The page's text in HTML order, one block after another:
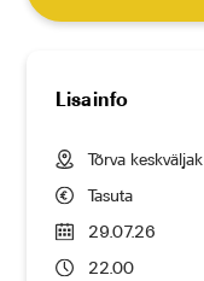
Lisainfo
Tõrva keskväljak
Tasuta
29.07.26
22.00